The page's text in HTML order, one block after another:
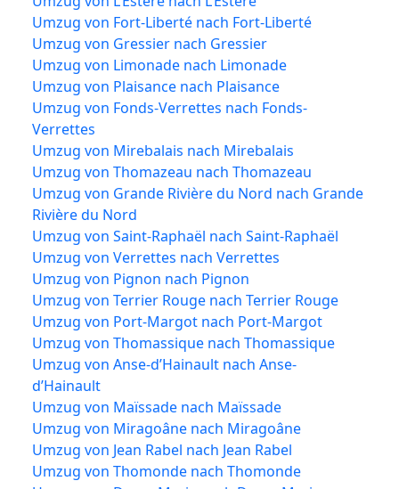
Umzug von Fort-Liberté nach Fort-Liberté
Umzug von Gressier nach Gressier
Umzug von Limonade nach Limonade
Umzug von Plaisance nach Plaisance
Umzug von Fonds-Verrettes nach Fonds-
Verrettes
Umzug von Mirebalais nach Mirebalais
Umzug von Thomazeau nach Thomazeau
Umzug von Grande Rivière du Nord nach Grande
Rivière du Nord
Umzug von Saint-Raphaël nach Saint-Raphaël
Umzug von Verrettes nach Verrettes
Umzug von Pignon nach Pignon
Umzug von Terrier Rouge nach Terrier Rouge
Umzug von Port-Margot nach Port-Margot
Umzug von Thomassique nach Thomassique
Umzug von Anse-d’Hainault nach Anse-
d’Hainault
Umzug von Maïssade nach Maïssade
Umzug von Miragoâne nach Miragoâne
Umzug von Jean Rabel nach Jean Rabel
Umzug von Thomonde nach Thomonde